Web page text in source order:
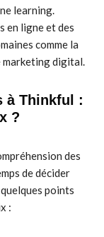
learning.
en ligne et des
comme la
marketing digital.
à Thinkful :
?
des
de décider
points
: